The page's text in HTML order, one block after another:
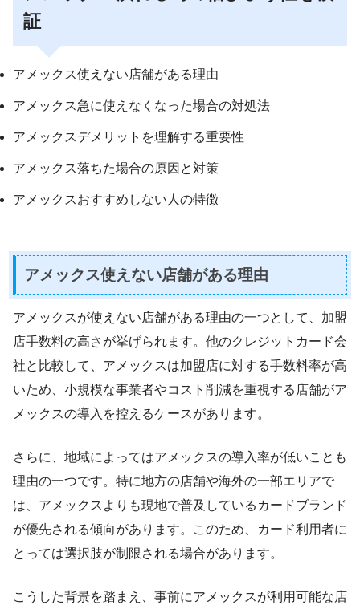
証
アメックス使えない店舗がある理由
アメックス急に使えなくなった場合の対処法
アメックスデメリットを理解する重要性
アメックス落ちた場合の原因と対策
アメックスおすすめしない人の特徴
アメックス使えない店舗がある理由
アメックスが使えない店舗がある理由の一つとして、加盟
店手数料の高さが挙げられます。他のクレジットカード会
社と比較して、アメックスは加盟店に対する手数料率が高
いため、小規模な事業者やコスト削減を重視する店舗がア
メックスの導入を控えるケースがあります。
さらに、地域によってはアメックスの導入率が低いことも
理由の一つです。特に地方の店舗や海外の一部エリアで
は、アメックスよりも現地で普及しているカードブランド
が優先される傾向があります。このため、カード利用者に
とっては選択肢が制限される場合があります。
こうした背景を踏まえ、事前にアメックスが利用可能な店